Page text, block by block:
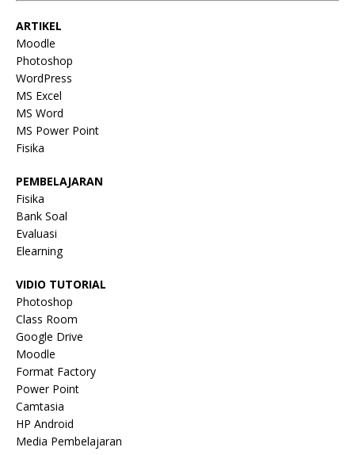
ARTIKEL
Moodle
Photoshop
WordPress
MS Excel
MS Word
MS Power Point
Fisika
PEMBELAJARAN
Fisika
Bank Soal
Evaluasi
Elearning
VIDIO TUTORIAL
Photoshop
Class Room
Google Drive
Moodle
Format Factory
Power Point
Camtasia
HP Android
Media Pembelajaran